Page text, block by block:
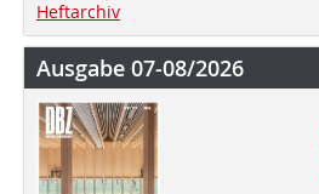
Heftarchiv
Ausgabe 07-08/2026